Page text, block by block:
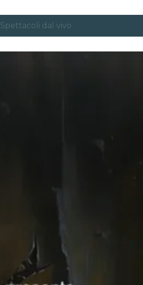
Spettacoli dal vivo
Ristoranti
Cinema